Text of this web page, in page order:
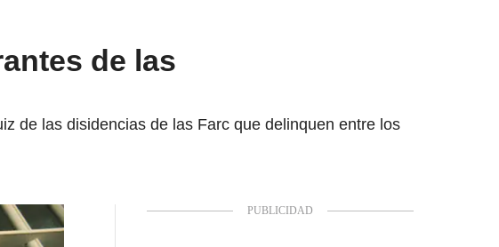
de las
de las disidencias de las Farc que delinquen entre los